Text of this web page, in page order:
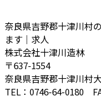
奈良県吉野郡十津川村
ます｜求人
株式会社十津川造林
〒637-1554
奈良県吉野郡十津川村
TEL：0746-64-0180